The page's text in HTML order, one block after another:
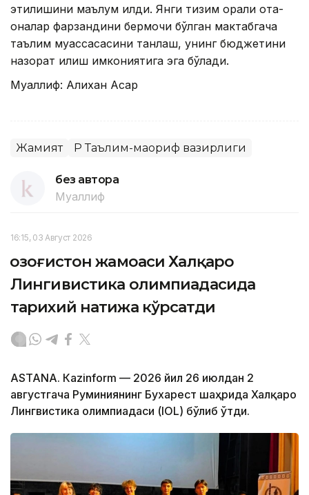
этилишини маълум қилди. Янги тизим орқали ота-
оналар фарзандини бермоқчи бўлган мактабгача
таълим муассасасини танлаш, унинг бюджетини
назорат қилиш имкониятига эга бўлади.
Муаллиф: Алихан Асқар
Жамият ҚР Таълим-маориф вазирлиги
без автора
Муаллиф
16:15, 03 Август 2026
Қозоғистон жамоаси Халқаро
Лингивистика олимпиадасида
тарихий натижа кўрсатди
ASTANА. Кazinform — 2026 йил 26 июлдан 2
августгача Руминиянинг Бухарест шаҳрида Халқаро
Лингвистика олимпиадаси (IOL) бўлиб ўтди.